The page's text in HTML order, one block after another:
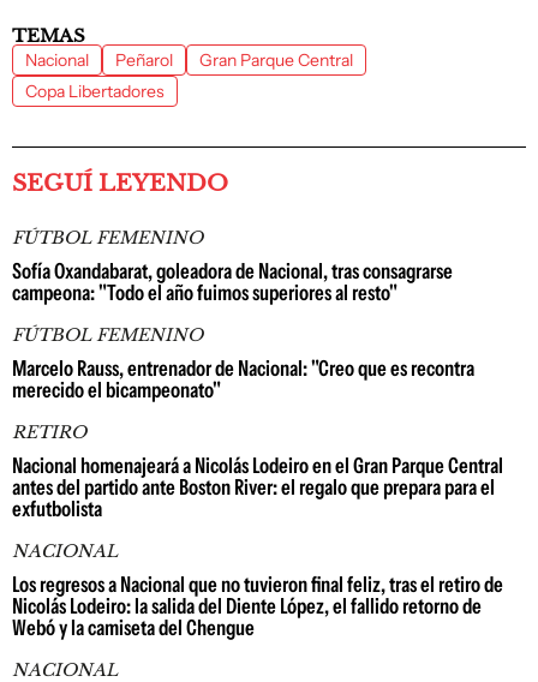
TEMAS
Nacional Peñarol
Gran Parque Central
Copa Libertadores
SEGUÍ LEYENDO
FÚTBOL FEMENINO
Sofía Oxandabarat, goleadora de Nacional, tras consagrarse
campeona: "Todo el año fuimos superiores al resto"
FÚTBOL FEMENINO
Marcelo Rauss, entrenador de Nacional: "Creo que es recontra
merecido el bicampeonato"
RETIRO
Nacional homenajeará a Nicolás Lodeiro en el Gran Parque Central
antes del partido ante Boston River: el regalo que prepara para el
exfutbolista
NACIONAL
Los regresos a Nacional que no tuvieron final feliz, tras el retiro de
Nicolás Lodeiro: la salida del Diente López, el fallido retorno de
Webó y la camiseta del Chengue
NACIONAL